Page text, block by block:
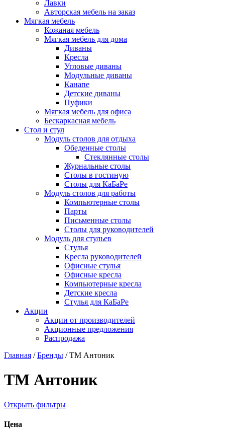
Лавки
Авторская мебель на заказ
Мягкая мебель
Кожаная мебель
Мягкая мебель для дома
Диваны
Кресла
Угловые диваны
Модульные диваны
Канапе
Детские диваны
Пуфики
Мягкая мебель для офиса
Бескаркасная мебель
Стол и стул
Модуль столов для отдыха
Обеденные столы
Стеклянные столы
Журнальные столы
Столы в гостиную
Столы для КаБаРе
Модуль столов для работы
Компьютерные столы
Парты
Письменные столы
Столы для руководителей
Модуль для стульев
Стулья
Кресла руководителей
Офисные стулья
Офисные кресла
Компьютерные кресла
Детские кресла
Стулья для КаБаРе
Акции
Акции от производителей
Акционные предложения
Распродажа
Главная /Бренды /ТМ Антоник
ТМ Антоник
Открыть фильтры
Цена